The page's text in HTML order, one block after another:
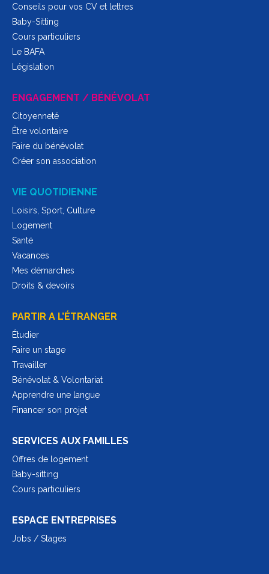
Conseils pour vos CV et lettres
Baby-Sitting
Cours particuliers
Le BAFA
Législation
ENGAGEMENT / BÉNÉVOLAT
Citoyenneté
Être volontaire
Faire du bénévolat
Créer son association
VIE QUOTIDIENNE
Loisirs, Sport, Culture
Logement
Santé
Vacances
Mes démarches
Droits & devoirs
PARTIR A L’ÉTRANGER
Étudier
Faire un stage
Travailler
Bénévolat & Volontariat
Apprendre une langue
Financer son projet
SERVICES AUX FAMILLES
Offres de logement
Baby-sitting
Cours particuliers
ESPACE ENTREPRISES
Jobs / Stages